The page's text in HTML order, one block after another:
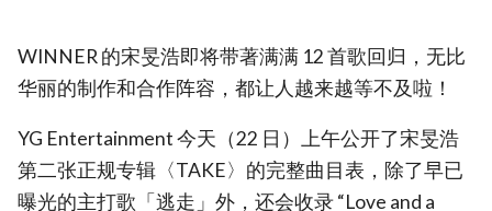
WINNER 的宋旻浩即将带著满满 12 首歌回归，无比
华丽的制作和合作阵容，都让人越来越等不及啦！
YG Entertainment 今天（22 日）上午公开了宋旻浩
第二张正规专辑〈TAKE〉的完整曲目表，除了早已
曝光的主打歌「逃走」外，还会收录 “Love and a